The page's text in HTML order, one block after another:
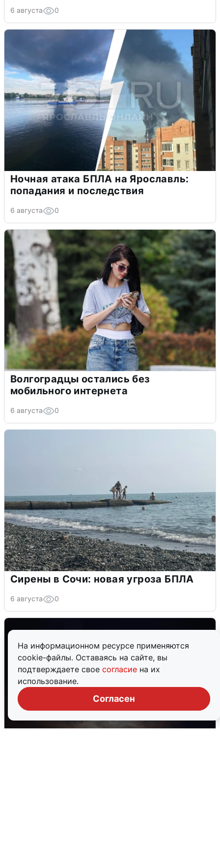
На информационном ресурсе применяются
cookie-файлы. Оставаясь на сайте, вы
подтверждаете свое согласие на их
использование.
Согласен
6 августа 0
Ночная атака БПЛА на Ярославль:
попадания и последствия
6 августа 0
Волгоградцы остались без
мобильного интернета
6 августа 0
Сирены в Сочи: новая угроза БПЛА
6 августа 0